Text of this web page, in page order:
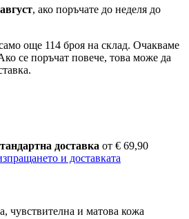
, ако поръчате до неделя до
още 114 броя на склад. Очакваме
се поръчат повече, това може да
доставка от € 69,90
и доставката
чувствителна и матова кожа